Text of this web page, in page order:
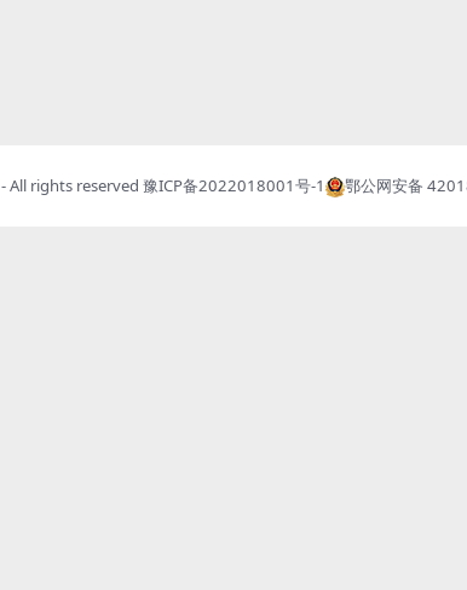
- All rights reserved 豫ICP备2022018001号-1 鄂公网安备